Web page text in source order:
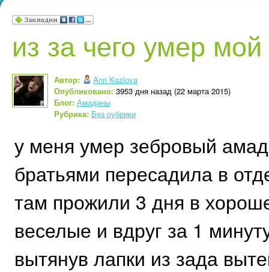
из за чего умер
Автор:
Ann Kozlova
Опубликовано: 3953 дня назад (22 марта 2015)
Блог: Амадины
Рубрика: Без рубрики
у меня умер зебровый
братьями пересадила в
там прожили 3 дня в
веселые и вдруг за 1
вытянув лапки из зада